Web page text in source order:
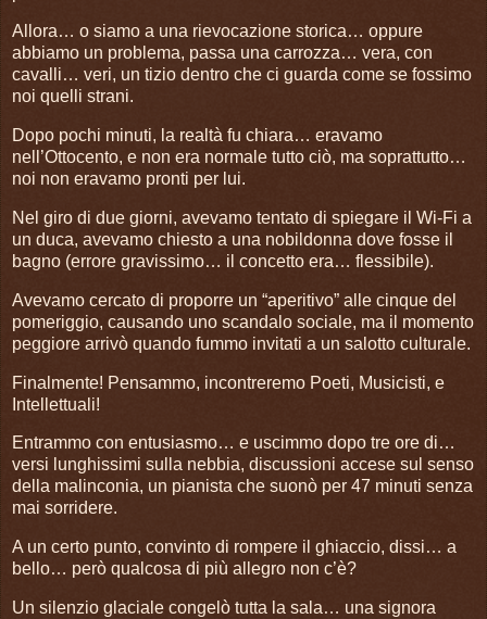
Allora… o siamo a una rievocazione storica… oppure
abbiamo un problema, passa una carrozza… vera, con
cavalli… veri, un tizio dentro che ci guarda come se fossimo
noi quelli strani.
Dopo pochi minuti, la realtà fu chiara… eravamo
nell’Ottocento, e non era normale tutto ciò, ma soprattutto…
noi non eravamo pronti per lui.
Nel giro di due giorni, avevamo tentato di spiegare il Wi-Fi a
un duca, avevamo chiesto a una nobildonna dove fosse il
bagno (errore gravissimo… il concetto era… flessibile).
Avevamo cercato di proporre un “aperitivo” alle cinque del
pomeriggio, causando uno scandalo sociale, ma il momento
peggiore arrivò quando fummo invitati a un salotto culturale.
Finalmente! Pensammo, incontreremo Poeti, Musicisti, e
Intellettuali!
Entrammo con entusiasmo… e uscimmo dopo tre ore di…
versi lunghissimi sulla nebbia, discussioni accese sul senso
della malinconia, un pianista che suonò per 47 minuti senza
mai sorridere.
A un certo punto, convinto di rompere il ghiaccio, dissi… a
bello… però qualcosa di più allegro non c’è?
Un silenzio glaciale congelò tutta la sala… una signora